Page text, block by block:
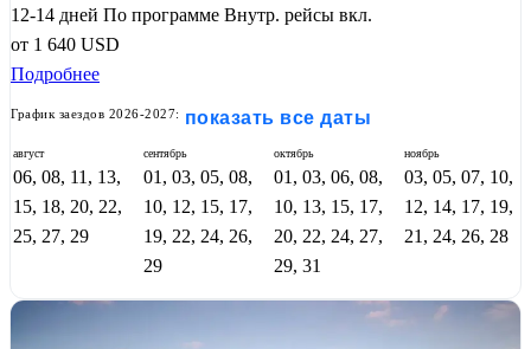
12-14 дней По программе Внутр. рейсы вкл.
от 1 640 USD
Подробнее
График заездов 2026-2027: показать все даты
август
06, 08, 11, 13,
15, 18, 20, 22,
25, 27, 29
сентябрь
01, 03, 05, 08,
10, 12, 15, 17,
19, 22, 24, 26,
29
октябрь
01, 03, 06, 08,
10, 13, 15, 17,
20, 22, 24, 27,
29, 31
ноябрь
03, 05, 07, 10,
12, 14, 17, 19,
21, 24, 26, 28